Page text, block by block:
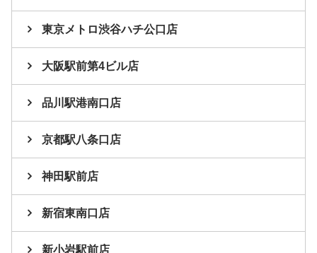
東京メトロ渋谷ハチ公口店
大阪駅前第4ビル店
品川駅港南口店
京都駅八条口店
神田駅前店
新宿東南口店
新小岩駅前店